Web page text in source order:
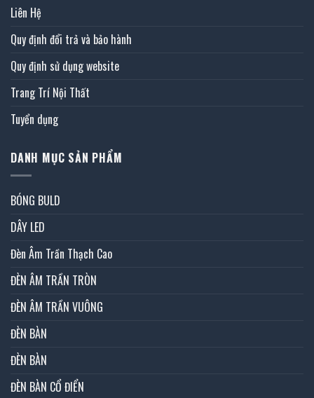
Liên Hệ
Quy định đổi trả và bảo hành
Quy định sử dụng website
Trang Trí Nội Thất
Tuyển dụng
DANH MỤC SẢN PHẨM
BÓNG BULD
DÂY LED
Đèn Âm Trần Thạch Cao
ĐÈN ÂM TRẦN TRÒN
ĐÈN ÂM TRẦN VUÔNG
ĐÈN BÀN
ĐÈN BÀN
ĐÈN BÀN CỔ ĐIỂN